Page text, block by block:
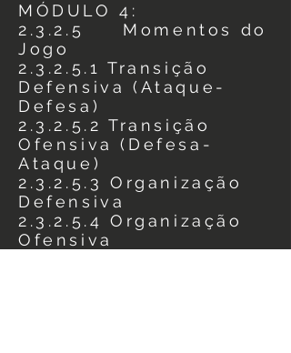
MÓDULO 4:
2.3.2.5 Momentos do
Jogo
2.3.2.5.1 Transição
Defensiva (Ataque-
Defesa)
2.3.2.5.2 Transição
Ofensiva (Defesa-
Ataque)
2.3.2.5.3 Organização
Defensiva
2.3.2.5.4 Organização
Ofensiva